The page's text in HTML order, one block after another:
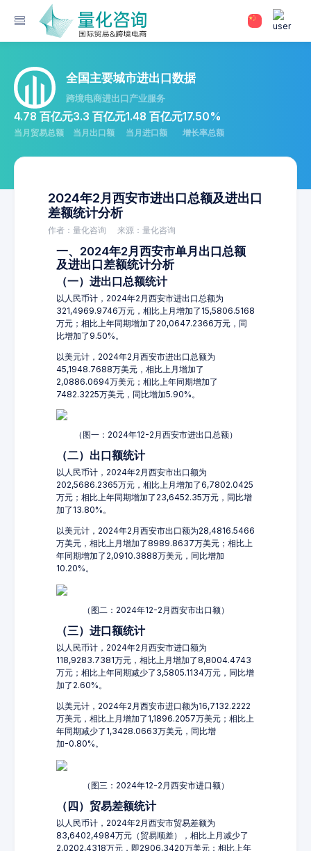
全国主要城市进出口数据
跨境电商进出口产业服务
4.78 百亿元
当月贸易总额
3.3 百亿元
当月出口额
1.48 百亿元
当月进口额
17.50%
增长率总额
2024年2月西安市进出口总额及进出口
差额统计分析
作者：量化咨询 来源：量化咨询
一、2024年2月西安市单月出口总额
及进出口差额统计分析
（一）进出口总额统计
以人民币计，2024年2月西安市进出口总额为
321,4969.9746万元，相比上月增加了15,5806.5168
万元；相比上年同期增加了20,0647.2366万元，同
比增加了9.50%。
以美元计，2024年2月西安市进出口总额为
45,1948.7688万美元，相比上月增加了
2,0886.0694万美元；相比上年同期增加了
7482.3225万美元，同比增加5.90%。
（图一：2024年12-2月西安市进出口总额）
（二）出口额统计
以人民币计，2024年2月西安市出口额为
202,5686.2365万元，相比上月增加了6,7802.0425
万元；相比上年同期增加了23,6452.35万元，同比增
加了13.80%。
以美元计，2024年2月西安市出口额为28,4816.5466
万美元，相比上月增加了8989.8637万美元；相比上
年同期增加了2,0910.3888万美元，同比增加
10.20%。
（图二：2024年12-2月西安市出口额）
（三）进口额统计
以人民币计，2024年2月西安市进口额为
118,9283.7381万元，相比上月增加了8,8004.4743
万元；相比上年同期减少了3,5805.1134万元，同比增
加了2.60%。
以美元计，2024年2月西安市进口额为16,7132.2222
万美元，相比上月增加了1,1896.2057万美元；相比上
年同期减少了1,3428.0663万美元，同比增
加-0.80%。
（图三：2024年12-2月西安市进口额）
（四）贸易差额统计
以人民币计，2024年2月西安市贸易差额为
83,6402,4984万元（贸易顺差），相比上月减少了
2,0202,4318万元，即2906,3420万美元；相比上年